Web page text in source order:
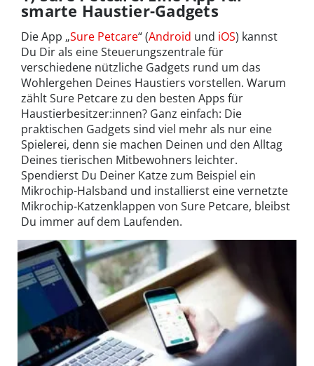
smarte Haustier-Gadgets
Die App „Sure Petcare“ (Android und iOS) kannst
Du Dir als eine Steuerungszentrale für
verschiedene nützliche Gadgets rund um das
Wohlergehen Deines Haustiers vorstellen. Warum
zählt Sure Petcare zu den besten Apps für
Haustierbesitzer:innen? Ganz einfach: Die
praktischen Gadgets sind viel mehr als nur eine
Spielerei, denn sie machen Deinen und den Alltag
Deines tierischen Mitbewohners leichter.
Spendierst Du Deiner Katze zum Beispiel ein
Mikrochip-Halsband und installierst eine vernetzte
Mikrochip-Katzenklappen von Sure Petcare, bleibst
Du immer auf dem Laufenden.